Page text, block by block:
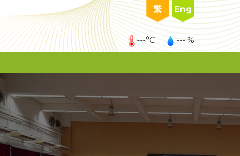
繁 Eng
---°C --- %